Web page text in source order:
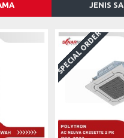
JENIS
SPECIAL ORDER